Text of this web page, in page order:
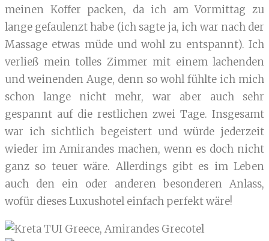
meinen Koffer packen, da ich am Vormittag zu
lange gefaulenzt habe (ich sagte ja, ich war nach der
Massage etwas müde und wohl zu entspannt). Ich
verließ mein tolles Zimmer mit einem lachenden
und weinenden Auge, denn so wohl fühlte ich mich
schon lange nicht mehr, war aber auch sehr
gespannt auf die restlichen zwei Tage. Insgesamt
war ich sichtlich begeistert und würde jederzeit
wieder im Amirandes machen, wenn es doch nicht
ganz so teuer wäre. Allerdings gibt es im Leben
auch den ein oder anderen besonderen Anlass,
wofür dieses Luxushotel einfach perfekt wäre!